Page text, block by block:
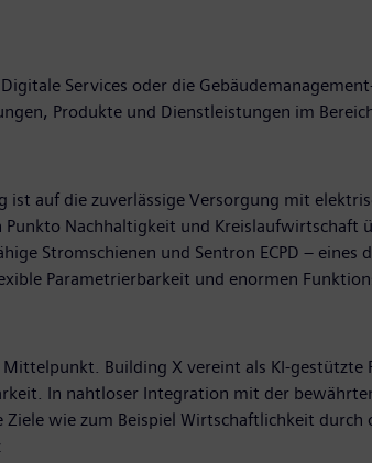
Services oder die
Produkte und Dienstleistungen im
auf die zuverlässige Versorgung mit
Nachhaltigkeit und Kreislaufwirtschaft
Stromschienen und Sentron ECPD –
Parametrierbarkeit und enormen
Building X vereint als KI-
In nahtloser Integration mit der
wie zum Beispiel Wirtschaftlichkeit